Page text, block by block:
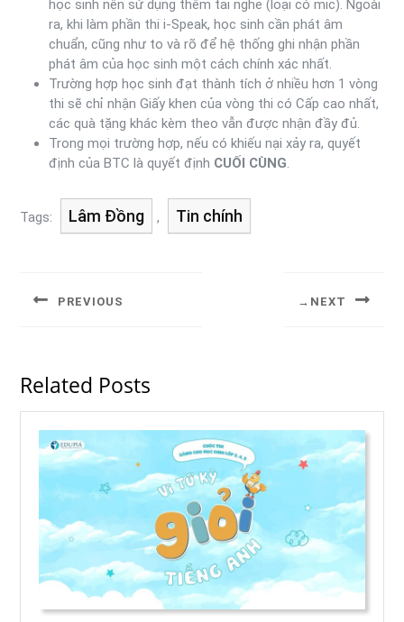
học sinh nên sử dụng thêm tai nghe (loại có mic). Ngoài
ra, khi làm phần thi i-Speak, học sinh cần phát âm
chuẩn, cũng như to và rõ để hệ thống ghi nhận phần
phát âm của học sinh một cách chính xác nhất.
Trường hợp học sinh đạt thành tích ở nhiều hơn 1 vòng
thi sẽ chỉ nhận Giấy khen của vòng thi có Cấp cao nhất,
các quà tặng khác kèm theo vẫn được nhận đầy đủ.
Trong mọi trường hợp, nếu có khiếu nại xảy ra, quyết
định của BTC là quyết định CUỐI CÙNG
Tags: Lâm Đồng , Tin chính
PREVIOUS NEXT
Related Posts